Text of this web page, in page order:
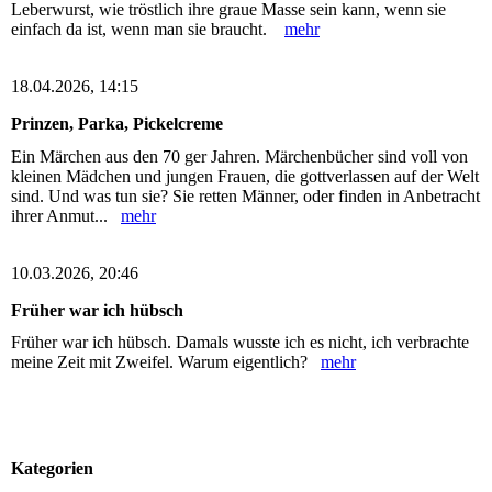
Leberwurst, wie tröstlich ihre graue Masse sein kann, wenn sie
einfach da ist, wenn man sie braucht. mehr
18.04.2026, 14:15
Prinzen, Parka, Pickelcreme
Ein Märchen aus den 70 ger Jahren. Märchenbücher sind voll von
kleinen Mädchen und jungen Frauen, die gottverlassen auf der Welt
sind. Und was tun sie? Sie retten Männer, oder finden in Anbetracht
ihrer Anmut... mehr
10.03.2026, 20:46
Früher war ich hübsch
Früher war ich hübsch. Damals wusste ich es nicht, ich verbrachte
meine Zeit mit Zweifel. Warum eigentlich? mehr
Kategorien